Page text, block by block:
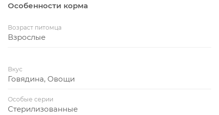
Особенности корма
Возраст питомца
Взрослые
Вкус
Говядина, Овощи
Особые серии
Стерилизованные